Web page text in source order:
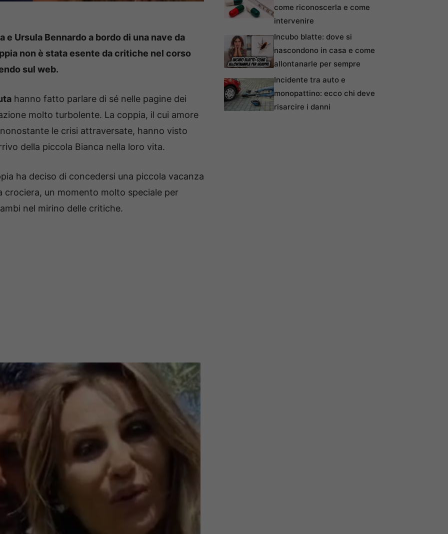
Ursula Bennardo a bordo di una nave da
non è stata esente da critiche nel corso
sul web.
hanno fatto parlare di sé nelle pagine dei
molto turbolente. La coppia, il cui amore
le crisi attraversate, hanno visto
della piccola Bianca nella loro vita.
ha deciso di concedersi una piccola vacanza
crociera, un momento molto speciale per
nel mirino delle critiche.
come riconoscerla e come
intervenire
Incubo blatte: dove si
nascondono in casa e come
allontanarle per sempre
Incidente tra auto e
monopattino: ecco chi deve
risarcire i danni